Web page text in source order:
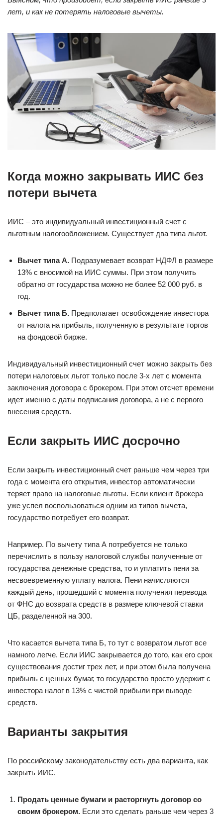
лет, и как не потерять налоговые вычеты.
Когда можно закрывать ИИС без
потери вычета
ИИС – это индивидуальный инвестиционный счет с
льготным налогообложением. Существует два типа льгот.
Вычет типа А. Подразумевает возврат НДФЛ в размере
13% с вносимой на ИИС суммы. При этом получить
обратно от государства можно не более 52 000 руб. в
год.
Вычет типа Б. Предполагает освобождение инвестора
от налога на прибыль, полученную в результате торгов
на фондовой бирже.
Индивидуальный инвестиционный счет можно закрыть без
потери налоговых льгот только после 3-х лет с момента
заключения договора с брокером. При этом отсчет времени
идет именно с даты подписания договора, а не с первого
внесения средств.
Если закрыть ИИС досрочно
Если закрыть инвестиционный счет раньше чем через три
года с момента его открытия, инвестор автоматически
теряет право на налоговые льготы. Если клиент брокера
уже успел воспользоваться одним из типов вычета,
государство потребует его возврат.
Например. По вычету типа А потребуется не только
перечислить в пользу налоговой службы полученные от
государства денежные средства, то и уплатить пени за
несвоевременную уплату налога. Пени начисляются
каждый день, прошедший с момента получения перевода
от ФНС до возврата средств в размере ключевой ставки
ЦБ, разделенной на 300.
Что касается вычета типа Б, то тут с возвратом льгот все
намного легче. Если ИИС закрывается до того, как его срок
существования достиг трех лет, и при этом была получена
прибыль с ценных бумаг, то государство просто удержит с
инвестора налог в 13% с чистой прибыли при выводе
средств.
Варианты закрытия
По российскому законодательству есть два варианта, как
закрыть ИИС.
Продать ценные бумаги и расторгнуть договор со
своим брокером. Если это сделать раньше чем через 3